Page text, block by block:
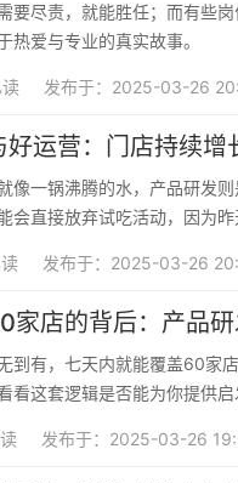
要尽责，就能胜任；而有些
热爱与专业的真实故事。
发布于：2025-03-26
好运营：门店持续增
像一锅沸腾的水，产品研发
会直接放弃试吃活动，因为
发布于：2025-03-26
家店的背后：产品
到有，七天内就能覆盖60家
看这套逻辑是否能为你提供启
发布于：2025-03-26